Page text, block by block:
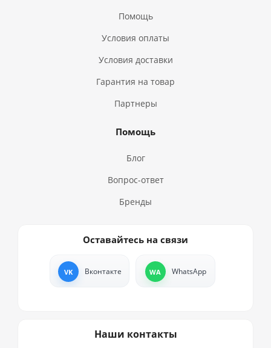
Помощь
Условия оплаты
Условия доставки
Гарантия на товар
Партнеры
Помощь
Блог
Вопрос-ответ
Бренды
Оставайтесь на связи
Вконтакте WhatsApp
Наши контакты